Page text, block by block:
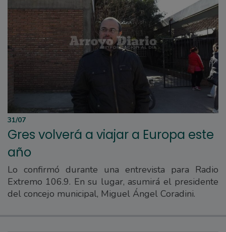
31/07
Gres volverá a viajar a Europa este
año
Lo confirmó durante una entrevista para Radio
Extremo 106.9. En su lugar, asumirá el presidente
del concejo municipal, Miguel Ángel Coradini.